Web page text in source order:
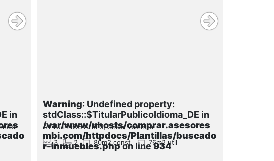
in
Warning: Undefined property:
stdClass::$TitularPublicoIdioma_DE in
/var/www/vhosts/comprar.asesores
mbi.com/httpdocs/Plantillas/buscado
r-inmuebles.phpon line934
AV BUENOS AIRES, Chiva, Valencia
3 2 80m2 const. 76m2 util